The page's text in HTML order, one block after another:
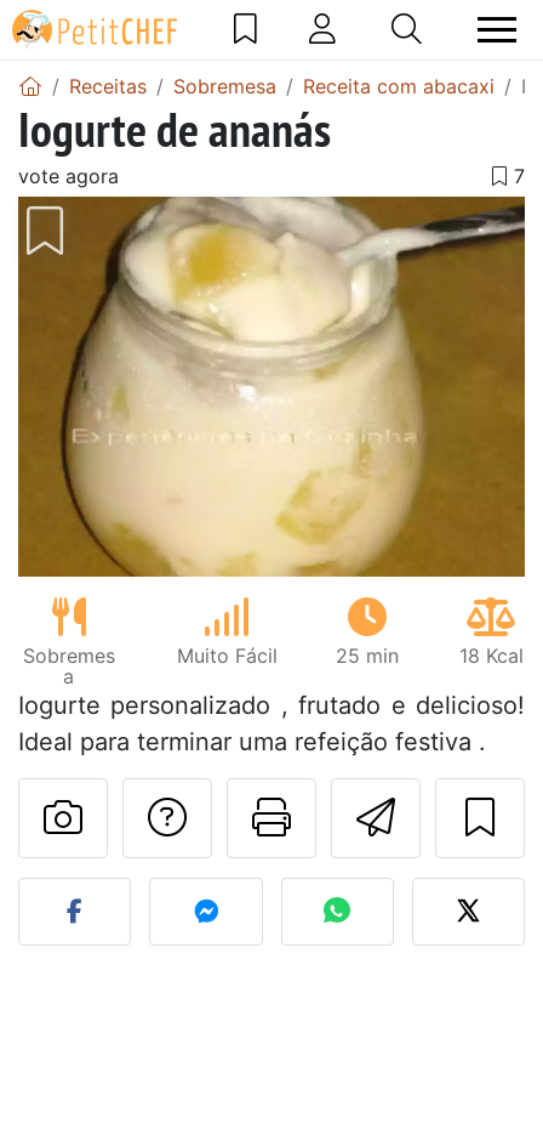
Receitas Sobremesa Receita com abacaxi
Iogurte de ananás
vote agora
Sobremes
a
Muito Fácil 25 min 18 Kcal
Iogurte personalizado , frutado e delicioso!
Ideal para terminar uma refeição festiva .
Imprima
Falar com o autor
Fez esta receita?